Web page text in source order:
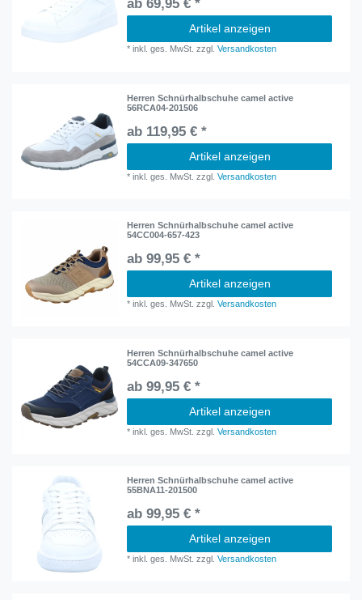
ab 69,95 € *
Artikel anzeigen
*inkl. ges. MwSt. zzgl.Versandkosten
Herren Schnürhalbschuhe camel active
56RCA04-201506
ab 119,95 € *
Artikel anzeigen
*inkl. ges. MwSt. zzgl.Versandkosten
Herren Schnürhalbschuhe camel active
54CC004-657-423
ab 99,95 € *
Artikel anzeigen
*inkl. ges. MwSt. zzgl.Versandkosten
Herren Schnürhalbschuhe camel active
54CCA09-347650
ab 99,95 € *
Artikel anzeigen
*inkl. ges. MwSt. zzgl.Versandkosten
Herren Schnürhalbschuhe camel active
55BNA11-201500
ab 99,95 € *
Artikel anzeigen
*inkl. ges. MwSt. zzgl.Versandkosten